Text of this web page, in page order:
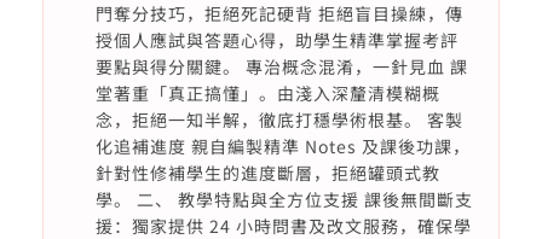
門奪分技巧，拒絕死記硬背 拒絕盲目操練，傳
授個人應試與答題心得，助學生精準掌握考評
要點與得分關鍵。 專治概念混淆，一針見血 課
堂著重「真正搞懂」。由淺入深釐清模糊概
念，拒絕一知半解，徹底打穩學術根基。 客製
化追補進度 親自編製精準 Notes 及課後功課，
針對性修補學生的進度斷層，拒絕罐頭式教
學。 二、 教學特點與全方位支援 課後無間斷支
援：獨家提供 24 小時問書及改文服務，確保學